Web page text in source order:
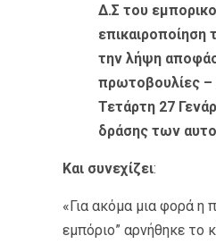
Δ.Σ του
επικαιροποίηση
την λήψη
πρωτοβουλίες –
Τετάρτη 27
δράσης των
Και συνεχίζει:
«Για ακόμα μια φορά η
εμπόριο” αρνήθηκε το